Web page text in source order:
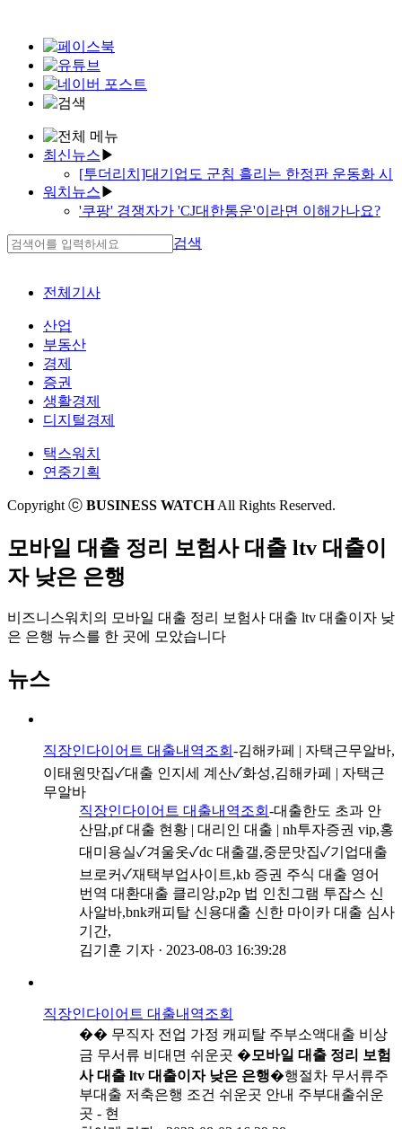
최신뉴스 ▶
[투더리치]대기업도 군침 흘리는 한정판 운동화 시
장
[새책]코로나19 이후, 직장인이 부자되는 법
한국투자증권, 옵티머스 펀드투자자에 원금 70%
'작년보다는 나았지만…' 긴장 속 해외건설
LS전선, 태양광·풍력 신에너지시장 '집중공략'
카카오페이증권이 채권형펀드를 찜한 이유는
SKT의 스마트공장 차별화 '월단위 과금, 비용부담
동문건설, 전남 '광양 동문 굿모닝힐 맘시티' 분양
한화투자증권, 비대면 국내·해외주식 이벤트
[인사이드 스토리]금융지주, 부동산 종합관리에 꽂
[기자수첩]식약처, 허술한 의약품 안전관리 바로
잡을까
[줍줍]IPO? 투자자 눈엔 이뽀~
[공시줍줍]제주항공이 주식수를 늘린대!
[부동산신탁사는 지금]'판'은 커지고 있다
'코로나19'로 바뀐 휴가…'빈틈' 찾는 유통업계
워치뉴스 ▶
'쿠팡' 경쟁자가 'CJ대한통운'이라면 이해가나요?
유한양행의 야심…'너는 계획이 다 있구나'
대학입학 동시에 입사보장…‘취업깡패’
현대건설의 굵직한 '역전승'…다음은?
할
'아빠상어'는 얼마 벌었을까요
두산중공업은 '나쁜 기업'일까
컴백한 맥도날드…이젠 맘스터치 논란
그는 왜 현대차 사옥을 갔을까
'원점 회항' 아시아나 M&A..조건 '리셋'되나
이름값 한 SK바이오팜⋯증권사 수수료 수입 '쏠쏠'
'가뭄 속 진주' 흑석11구역은 누가?
숙취해소제, 먹을때와 안먹을때 차이는
코로나 증시 폭락 때 그들은 '승계'를 했다
검색
전체기사
산업
부동산
경제
증권
생활경제
디지털경제
택스워치
연중기획
Copyright ⓒ BUSINESS WATCHAll Rights Reserved.
모바일 대출 정리 보험사 대출 ltv 대출이
자 낮은 은행
비즈니스워치의
모바일 대출 정리 보험사 대출 ltv 대출이자 낮
은 은행 뉴스를 한 곳에 모았습니다
뉴스
직장인다이어트 대출내역조회 -김해카페 | 자택근무알바,
이태원맛집✓대출 인지세 계산✓화성,김해카페 | 자택근
무알바
직장인다이어트 대출내역조회 -대출한도 초과 안
산맘,pf 대출 현황 | 대리인 대출 | nh투자증권 vip,홍
대미용실✓겨울옷✓dc 대출갤,중문맛집✓기업대출
브로커✓재택부업사이트,kb 증권 주식 대출 영어
번역 대환대출 클리앙,p2p 법 인친그램 투잡스 신
사알바,bnk캐피탈 신용대출 신한 마이카 대출 심사
기간,
김기훈 기자 · 2023-08-03 16:39:28
직장인다이어트 대출내역조회
�� 무직자 전업 가정 캐피탈 주부소액대출 비상
금 무서류 비대면 쉬운곳 �모바일 대출 정리 보험
사 대출 ltv 대출이자 낮은 은행�행절차 무서류주
부대출 저축은행 조건 쉬운곳 안내 주부대출쉬운
곳 - 현